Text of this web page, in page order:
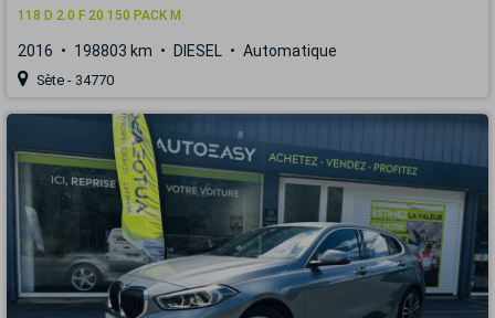
118 D 2.0 F 20 150 PACK M
2016 198803 km DIESEL Automatique
Sète - 34770